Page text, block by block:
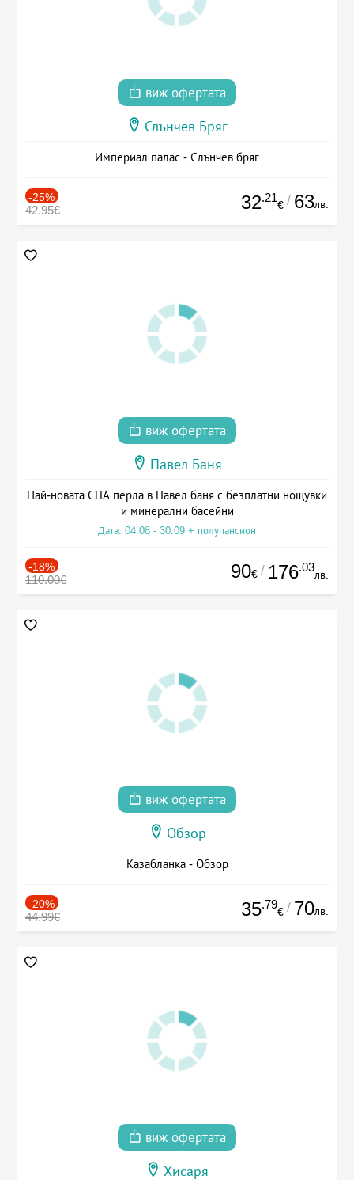
виж офертата
Слънчев Бряг
Империал палас - Слънчев бряг
-25%
42.95€ 32.21
€ / 63лв.
виж офертата
Павел Баня
Най-новата СПА перла в Павел баня с безплатни нощувки
и минерални басейни
Дата: 04.08 - 30.09 + полупансион
-18%
110.00€ 90€ / 176.03
лв.
виж офертата
Обзор
Казабланка - Обзор
-20%
44.99€ 35.79
€ / 70лв.
виж офертата
Хисаря